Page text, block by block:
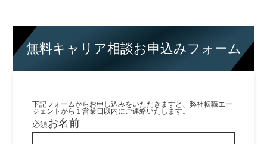
無料キャリア相談お申込みフォーム
下記フォームからお申し込みをいただきますと、弊社転職エー
ジェントから１営業日以内にご連絡いたします。
必須お名前